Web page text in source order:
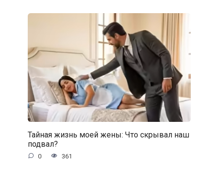
Тайная жизнь моей жены: Что скрывал наш
подвал?
0 361